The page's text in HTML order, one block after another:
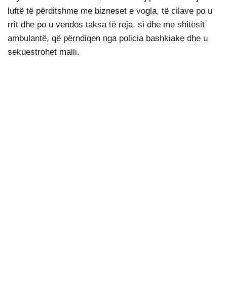
luftë të përditshme me bizneset e vogla, të cilave po u
rrit dhe po u vendos taksa të reja, si dhe me shitësit
ambulantë, që përndiqen nga policia bashkiake dhe u
sekuestrohet malli.